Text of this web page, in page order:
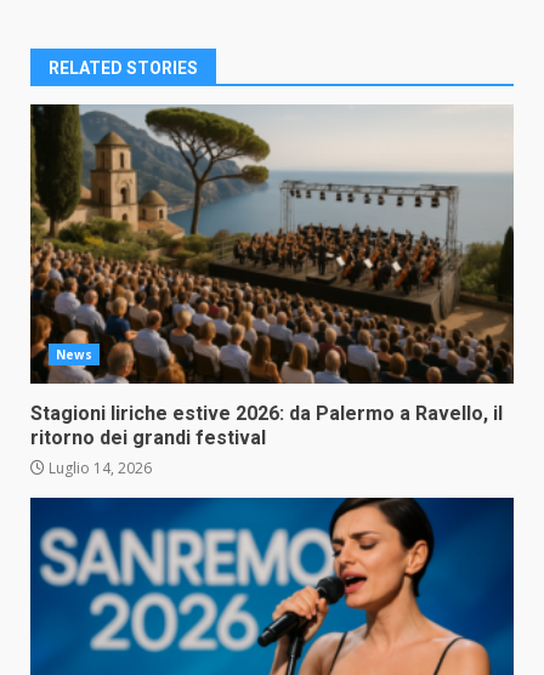
RELATED STORIES
News
Stagioni liriche estive 2026: da Palermo a Ravello, il
ritorno dei grandi festival
Luglio 14, 2026